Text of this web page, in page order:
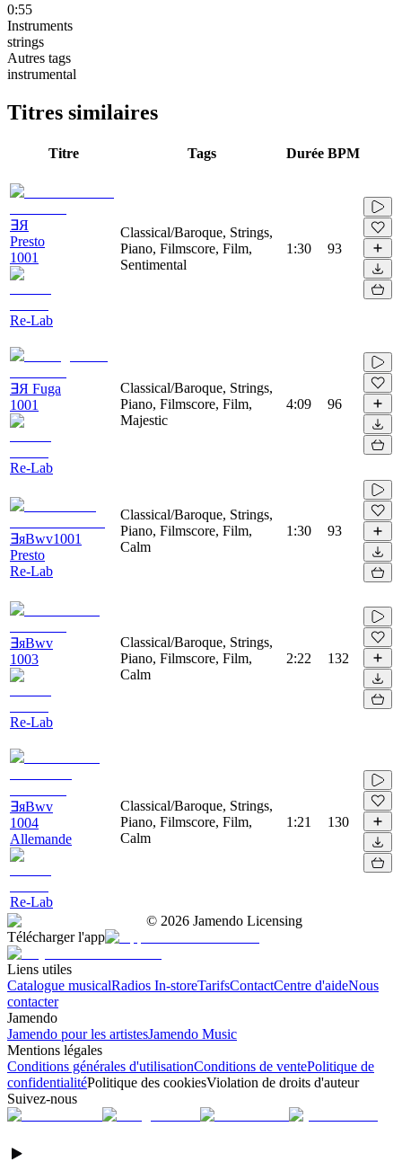
0:55
Instruments
strings
Autres tags
instrumental
Titres similaires
Titre Tags Durée BPM
∃Я
Presto
1001
Re-Lab
Classical/Baroque, Strings,
Piano, Filmscore, Film,
Sentimental
1:30 93
∃Я Fuga
1001
Re-Lab
Classical/Baroque, Strings,
Piano, Filmscore, Film,
Majestic
4:09 96
∃яBwv1001
Presto
Re-Lab
Classical/Baroque, Strings,
Piano, Filmscore, Film,
Calm
1:30 93
∃яBwv
1003
Re-Lab
Classical/Baroque, Strings,
Piano, Filmscore, Film,
Calm
2:22 132
∃яBwv
1004
Allemande
Re-Lab
Classical/Baroque, Strings,
Piano, Filmscore, Film,
Calm
1:21 130
© 2026 Jamendo Licensing
Télécharger l'app
Liens utiles
Catalogue musicalRadios In-storeTarifsContactCentre d'aideNous
contacter
Jamendo
Jamendo pour les artistesJamendo Music
Mentions légales
Conditions générales d'utilisationConditions de ventePolitique de
confidentialitéPolitique des cookiesViolation de droits d'auteur
Suivez-nous